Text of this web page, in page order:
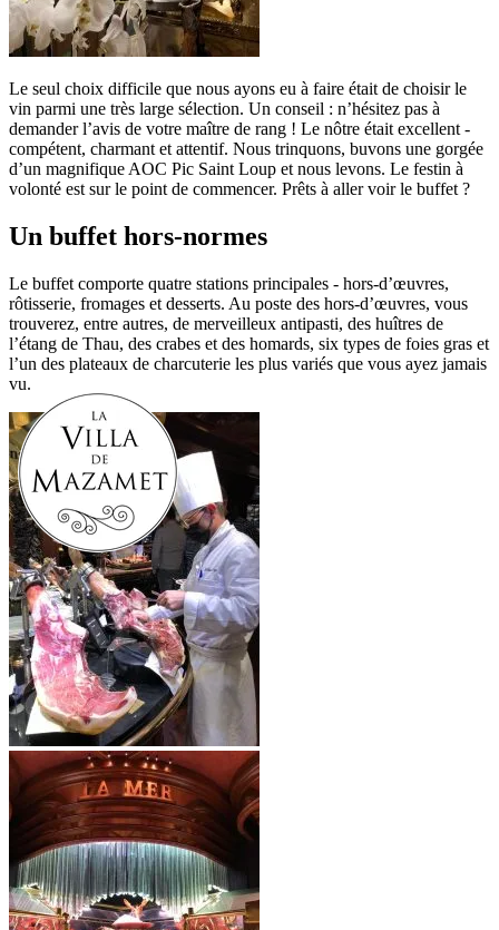
Le seul choix difficile que nous ayons eu à faire était de choisir le
vin parmi une très large sélection. Un conseil : n’hésitez pas à
demander l’avis de votre maître de rang ! Le nôtre était excellent -
compétent, charmant et attentif. Nous trinquons, buvons une gorgée
d’un magnifique AOC Pic Saint Loup et nous levons. Le festin à
volonté est sur le point de commencer. Prêts à aller voir le buffet ?
Un buffet hors-normes
Le buffet comporte quatre stations principales - hors-d’œuvres,
rôtisserie, fromages et desserts. Au poste des hors-d’œuvres, vous
trouverez, entre autres, de merveilleux antipasti, des huîtres de
l’étang de Thau, des crabes et des homards, six types de foies gras et
l’un des plateaux de charcuterie les plus variés que vous ayez jamais
vu.